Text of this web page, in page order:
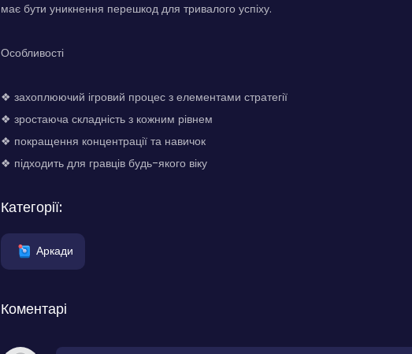
має бути уникнення перешкод для тривалого успіху.
Особливості
❖ захоплюючий ігровий процес з елементами стратегії
❖ зростаюча складність з кожним рівнем
❖ покращення концентрації та навичок
❖ підходить для гравців будь-якого віку
Категорії:
Аркади
Коментарі